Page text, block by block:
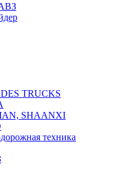
TRUCKS
SHAANXI
техника